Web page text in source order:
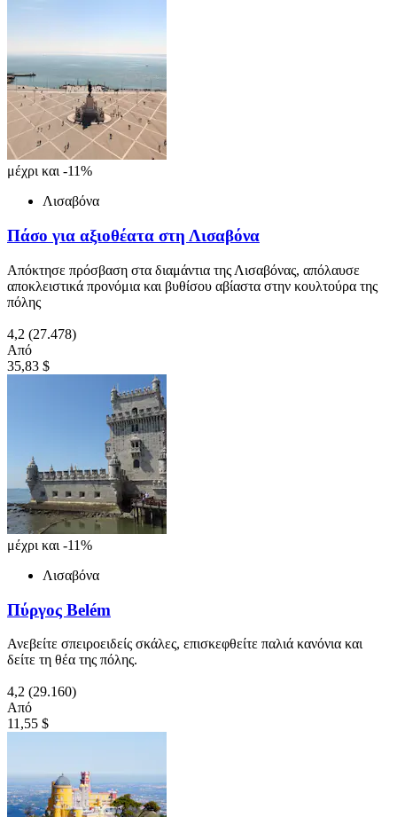
μέχρι και -11%
Λισαβόνα
Πάσο για αξιοθέατα στη Λισαβόνα
Απόκτησε πρόσβαση στα διαμάντια της Λισαβόνας, απόλαυσε
αποκλειστικά προνόμια και βυθίσου αβίαστα στην κουλτούρα της
πόλης
4,2 (27.478)
Από
35,83 $
μέχρι και -11%
Λισαβόνα
Πύργος Belém
Ανεβείτε σπειροειδείς σκάλες, επισκεφθείτε παλιά κανόνια και
δείτε τη θέα της πόλης.
4,2 (29.160)
Από
11,55 $